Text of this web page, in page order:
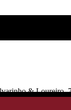
& Loureiro,